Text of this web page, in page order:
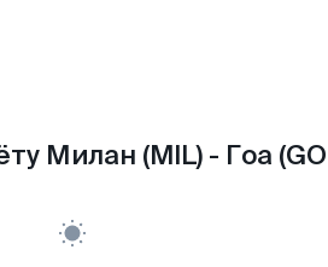
Милан (MIL) - Гоа